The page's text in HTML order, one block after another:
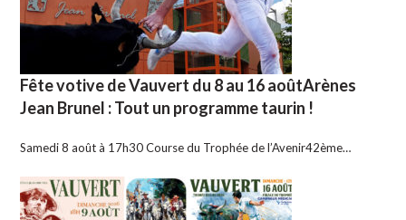
Fête votive de Vauvert du 8 au 16 aoûtArènes
Jean Brunel : Tout un programme taurin !
Samedi 8 août à 17h30 Course du Trophée de l’Avenir42ème…